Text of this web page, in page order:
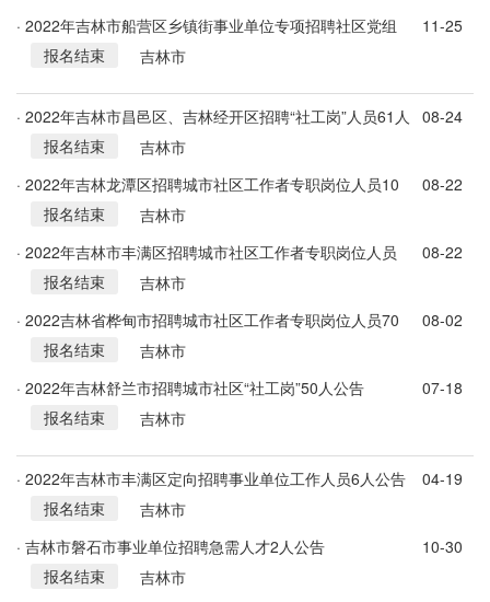
· 2022年吉林市船营区乡镇街事业单位专项招聘社区党组
织书记10人公告(1号)
11-25
报名结束
吉林市
· 2022年吉林市昌邑区、吉林经开区招聘“社工岗”人员61人
公告
08-24
报名结束
吉林市
· 2022年吉林龙潭区招聘城市社区工作者专职岗位人员10
人公告
08-22
报名结束
吉林市
· 2022年吉林市丰满区招聘城市社区工作者专职岗位人员
90人公告
08-22
报名结束
吉林市
· 2022吉林省桦甸市招聘城市社区工作者专职岗位人员70
人公告
08-02
报名结束
吉林市
· 2022年吉林舒兰市招聘城市社区“社工岗”50人公告
07-18
报名结束
吉林市
· 2022年吉林市丰满区定向招聘事业单位工作人员6人公告
(1号)
04-19
报名结束
吉林市
· 吉林市磐石市事业单位招聘急需人才2人公告
10-30
报名结束
吉林市